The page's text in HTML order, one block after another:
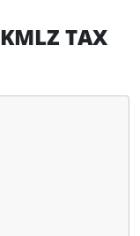
KMLZ TAX